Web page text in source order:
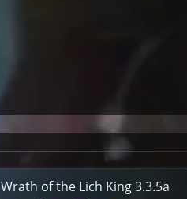
Wrath of the Lich King 3.3.5a